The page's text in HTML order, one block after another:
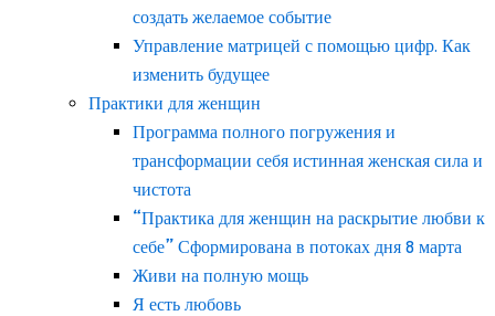
создать желаемое событие
Управление матрицей с помощью цифр. Как
изменить будущее
Практики для женщин
Программа полного погружения и
трансформации себя истинная женская сила и
чистота
“Практика для женщин на раскрытие любви к
себе” Сформирована в потоках дня 8 марта
Живи на полную мощь
Я есть любовь